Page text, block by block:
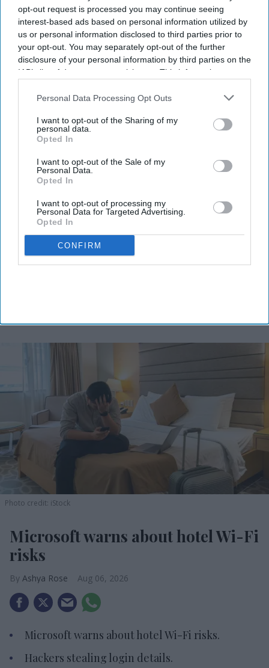
opt-out request is processed you may continue seeing
interest-based ads based on personal information utilized by
us or personal information disclosed to third parties prior to
your opt-out. You may separately opt-out of the further
disclosure of your personal information by third parties on the
IAB’s list of downstream participants. This information may
Downstream Participantsthat may further disclose it to other
Personal Data Processing Opt Outs
I want to opt-out of the Sharing of my
personal data.
Opted In
I want to opt-out of the Sale of my
Personal Data.
Opted In
I want to opt-out of processing my
Personal Data for Targeted Advertising.
Opted In
CONFIRM
repeat borrower Doradus Partners.
Newsletter
Subscribe to our weekly newsletter here
By subscribing, you agree to our Terms & Conditions.
Photo credit: iStock
Microsoft warns about hotel Wi-Fi
risks
Ashya Rose Aug 06, 2026
Microsoft warns about hotel Wi-Fi risks.
Hackers stealing login details.